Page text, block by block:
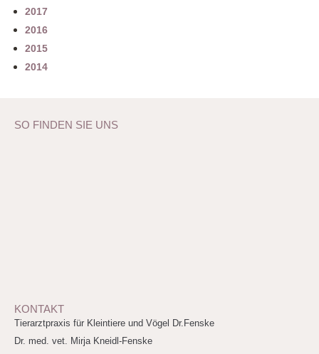
2017
2016
2015
2014
SO FINDEN SIE UNS
KONTAKT
Tierarztpraxis für Kleintiere und Vögel Dr.Fenske
Dr. med. vet. Mirja Kneidl-Fenske